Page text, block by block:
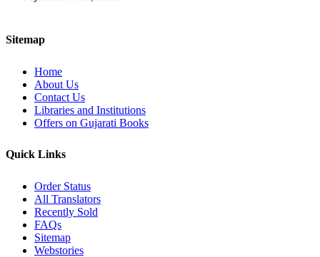
Sitemap
Home
About Us
Contact Us
Libraries and Institutions
Offers on Gujarati Books
Quick Links
Order Status
All Translators
Recently Sold
FAQs
Sitemap
Webstories